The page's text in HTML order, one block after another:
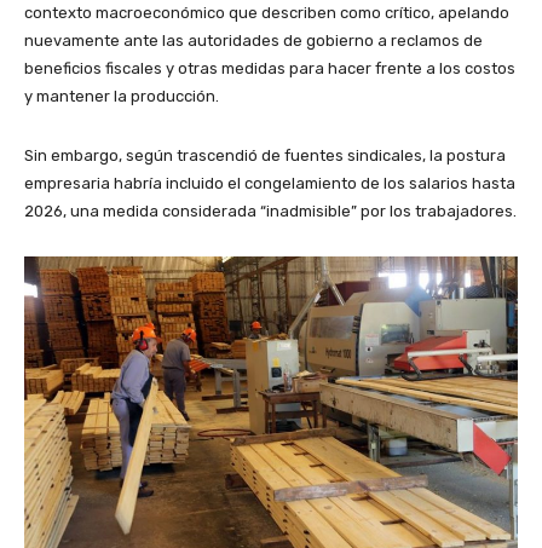
contexto macroeconómico que describen como crítico, apelando
nuevamente ante las autoridades de gobierno a reclamos de
beneficios fiscales y otras medidas para hacer frente a los costos
y mantener la producción.
Sin embargo, según trascendió de fuentes sindicales, la postura
empresaria habría incluido el congelamiento de los salarios hasta
2026, una medida considerada “inadmisible” por los trabajadores.